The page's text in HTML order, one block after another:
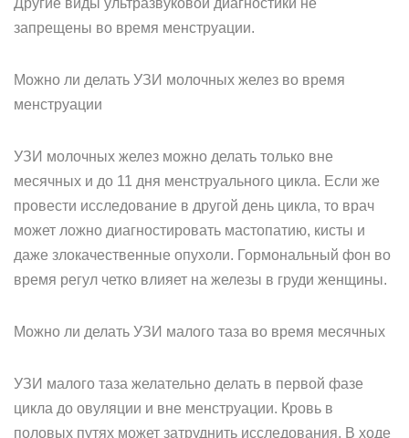
Другие виды ультразвуковой диагностики не
запрещены во время менструации.
Можно ли делать УЗИ молочных желез во время
менструации
УЗИ молочных желез можно делать только вне
месячных и до 11 дня менструального цикла. Если же
провести исследование в другой день цикла, то врач
может ложно диагностировать мастопатию, кисты и
даже злокачественные опухоли. Гормональный фон во
время регул четко влияет на железы в груди женщины.
Можно ли делать УЗИ малого таза во время месячных
УЗИ малого таза желательно делать в первой фазе
цикла до овуляции и вне менструации. Кровь в
половых путях может затруднить исследования. В ходе